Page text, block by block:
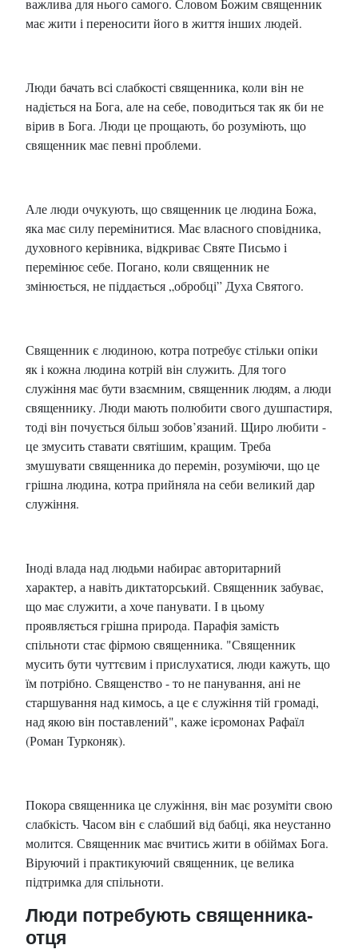
важлива для нього самого. Словом Божим священник
має жити і переносити його в життя інших людей.
Люди бачать всі слабкості священника, коли він не
надіється на Бога, але на себе, поводиться так як би не
вірив в Бога. Люди це прощають, бо розуміють, що
священник має певні проблеми.
Але люди очукують, що священник це людина Божа,
яка має силу перемінитися. Має власного сповідника,
духовного керівника, відкриває Святе Письмо і
перемінює себе. Погано, коли священник не
змінюється, не піддається „обробці” Духа Святого.
Священник є людиною, котра потребує стільки опіки
як і кожна людина котрій він служить. Для того
служіння має бути взаємним, священник людям, а люди
священнику. Люди мають полюбити свого душпастиря,
тоді він почується більш зобов’язаний. Щиро любити -
це змусить ставати святішим, кращим. Треба
змушувати священника до перемін, розуміючи, що це
грішна людина, котра прийняла на себи великий дар
служіння.
Іноді влада над людьми набирає авторитарний
характер, а навіть диктаторський. Священник забуває,
що має служити, а хоче панувати. І в цьому
проявляється грішна природа. Парафія замість
спільноти стає фірмою священника. "Священник
мусить бути чуттєвим і прислухатися, люди кажуть, що
їм потрібно. Священство - то не панування, ані не
старшування над кимось, а це є служіння тій громаді,
над якою він поставлений", каже ієромонах Рафаїл
(Роман Турконяк).
Покора священника це служіння, він має розуміти свою
слабкість. Часом він є слабший від бабці, яка неустанно
молится. Священник має вчитись жити в обіймах Бога.
Віруючий і практикуючий священник, це велика
підтримка для спільноти.
Люди потребують священника-
отця